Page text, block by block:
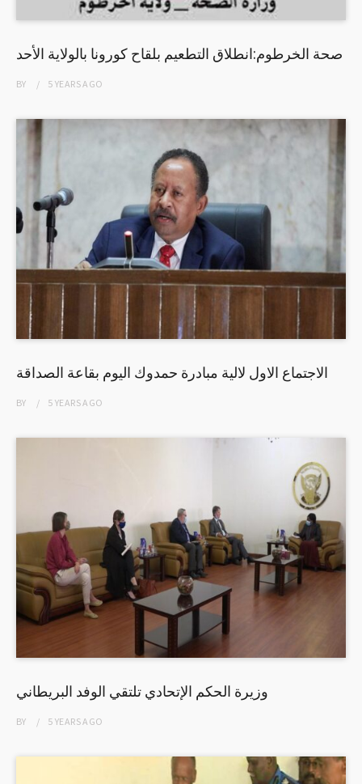
صحة الخرطوم:انطلاق التطعيم بلقاح كورونا بالولاية الأحد
BY 5 YEARSAGO
الاجتماع الاول لالية مبادرة حمدوك اليوم بقاعة الصداقة
BY 5 YEARSAGO
وزيرة الحكم الإتحادي تلتقي الوفد البريطاني
BY 5 YEARSAGO